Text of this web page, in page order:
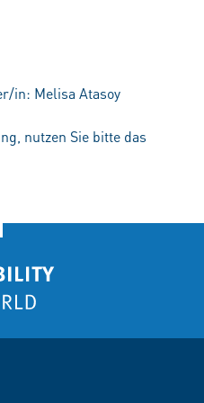
in: Melisa Atasoy
nutzen Sie bitte das